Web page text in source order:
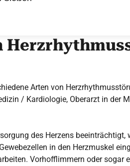
Arten von
/ Kardiologie, Oberarzt in der
des Herzens
in den Herzmuskel
Vorhofflimmern oder sogar